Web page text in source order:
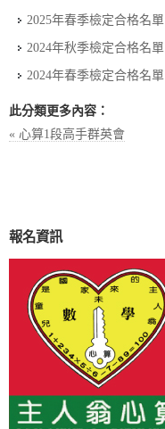
2025年春季檢定合格名單
2024年秋季檢定合格名單
2024年春季檢定合格名單
此分類更多內容：
« 心算1段高手群英會
報名資訊